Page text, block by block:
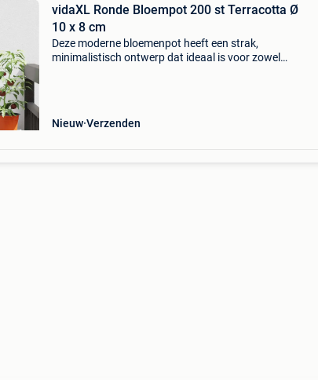
vidaXL Ronde Bloempot 200 st Terracotta Ø
10 x 8 cm
Deze moderne bloemenpot heeft een strak,
minimalistisch ontwerp dat ideaal is voor zowel
Nieuw Verzenden